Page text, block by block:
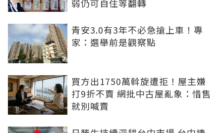
弱仍可自住等翻轉
青安3.0有3年不必急搶上車！專
家：選舉前是觀察點
買方出1750萬斡旋遭拒！屋主嫌
打9折不賣 網批中古屋亂象：惜售
就別喊賣